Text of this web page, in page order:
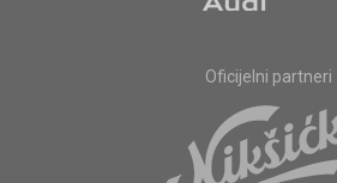
Oficijelni partneri